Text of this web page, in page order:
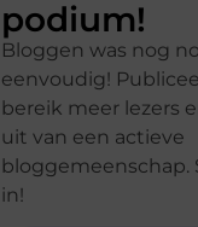
podium!
Bloggen was nog
eenvoudig!
bereik meer lezers
uit van een actieve
bloggemeenschap.
in!